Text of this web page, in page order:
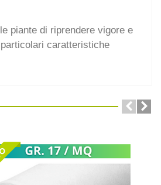
piante di riprendere vigore e
caratteristiche